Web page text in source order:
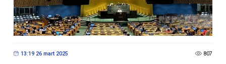
13:19 26 mart 2025 807